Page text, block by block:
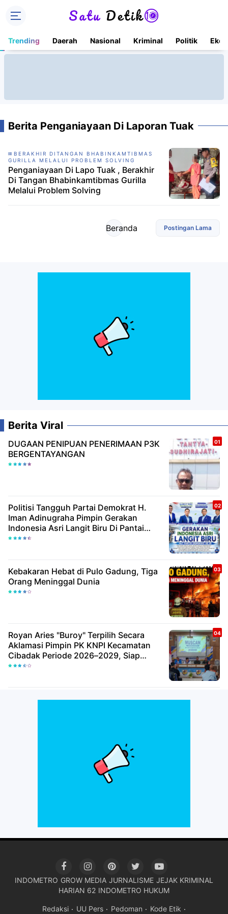
Trending Daerah Nasional Kriminal Politik
Berita Penganiayaan Di Laporan Tuak
BERAKHIR DITANGAN BHABINKAMTIBMAS
GURILLA MELALUI PROBLEM SOLVING
Penganiayaan Di Lapo Tuak , Berakhir
Di Tangan Bhabinkamtibmas Gurilla
Melalui Problem Solving
Postingan Lama
Beranda
Berita Viral
DUGAAN PENIPUAN PENERIMAAN P3K
BERGENTAYANGAN
Politisi Tangguh Partai Demokrat H.
Iman Adinugraha Pimpin Gerakan
Indonesia Asri Langit Biru Di Pantai
Citepus
Kebakaran Hebat di Pulo Gadung, Tiga
Orang Meninggal Dunia
Royan Aries "Buroy" Terpilih Secara
Aklamasi Pimpin PK KNPI Kecamatan
Cibadak Periode 2026–2029, Siap
Wujudkan Pemuda Inovatif Dan
INDOMETRO GROW MEDIA JURNALISME JEJAK KRIMINAL
HARIAN 62 INDOMETRO HUKUM
Redaksi UU Pers Pedoman Kode Etik